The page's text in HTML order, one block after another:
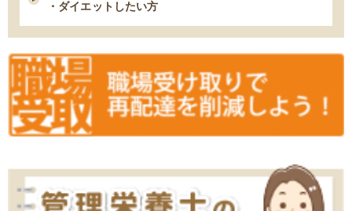
・ダイエットしたい方